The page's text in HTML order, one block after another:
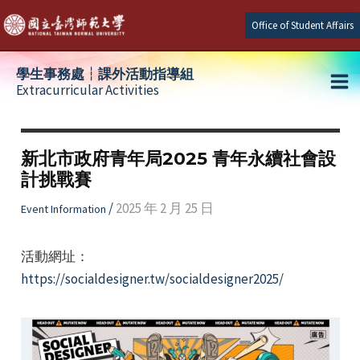
Skip
to
content
Office of Student Affairs
學生事務處┆課外活動指導組
Extracurricular Activities
新北市政府青年局2025 青年永續社會設
計挑戰賽
Event Information /2025 年 2 月 25 日
活動網址：
https://socialdesigner.tw/socialdesigner2025/